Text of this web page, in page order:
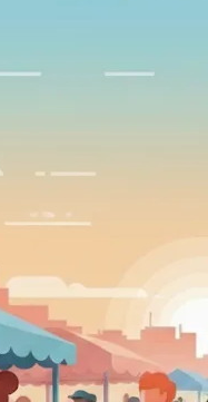
融入我们的生活。你是
付方式，却苦于技术门
来一个简单、高效的解
工具，可以无缝集成到
供安全、便捷、流畅的
入 Web3 时代。